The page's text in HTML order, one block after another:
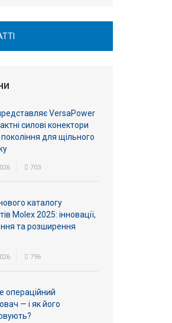
VersaPower
силові конектори
для щільного
703
каталогу
Molex 2025: інновації,
та розширення
796
операційний
— і як його